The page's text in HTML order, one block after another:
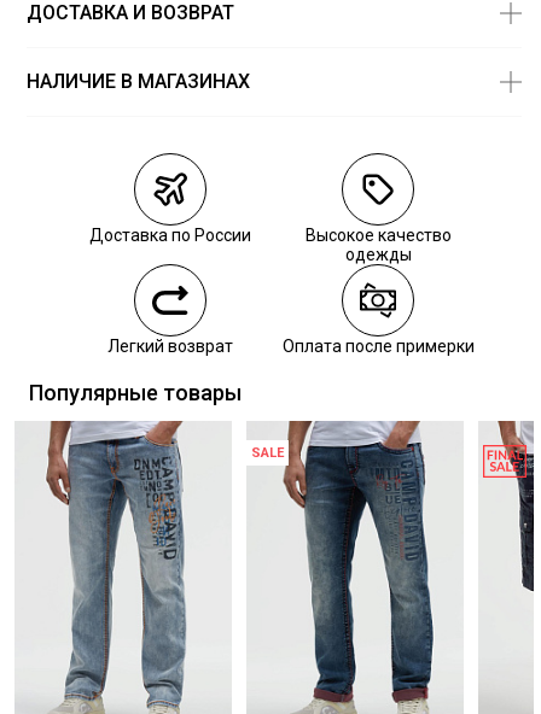
ХИМИЧЕСКАЯ ЧИСТКА:
ОТЖИМ: нельзя выжимать и сушить
ДОСТАВКА И ВОЗВРАТ
Курьерская доставка СДЭК
Самовывоз из пункта выдачи СДЭК
Самовывоз из наших магазинов
Курьерская доставка СДЭК
Самовывоз из пункта выдачи СДЭК
НАЛИЧИЕ В МАГАЗИНАХ
Доставка по России
Высокое качество
одежды
Легкий возврат Оплата после примерки
Популярные товары
SALE